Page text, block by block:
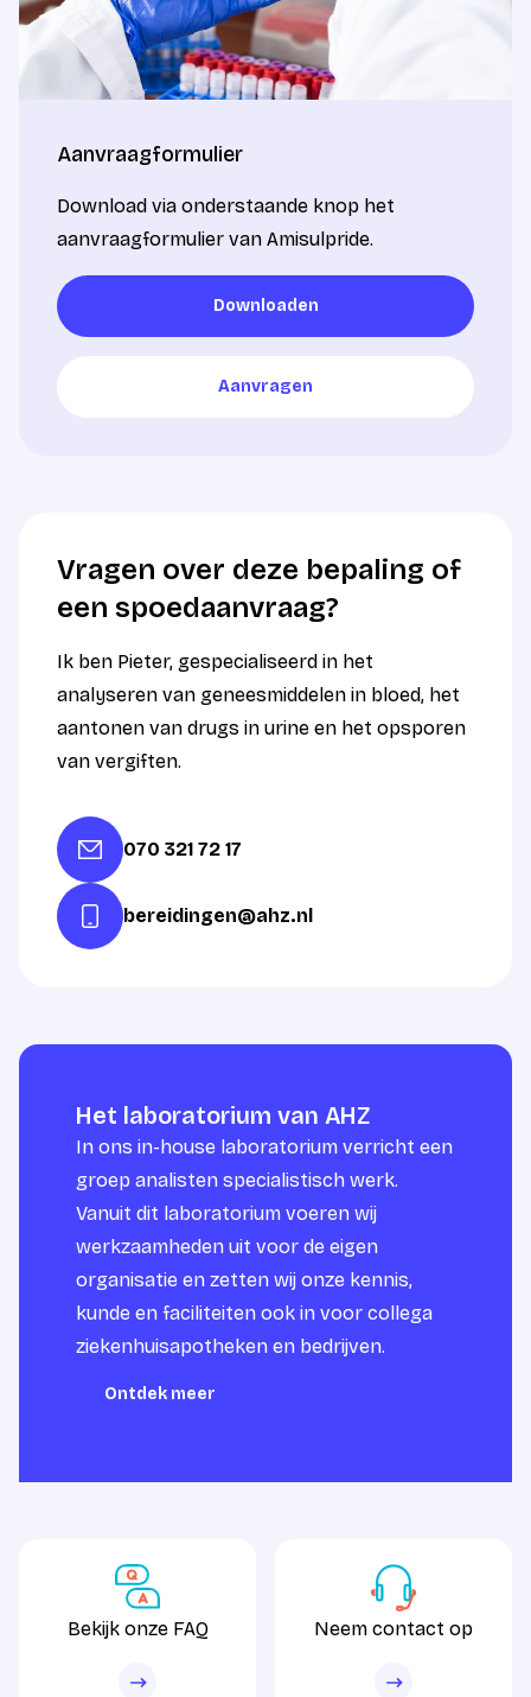
Aanvraagformulier
Download via onderstaande knop het
aanvraagformulier van Amisulpride.
Downloaden
Aanvragen
Vragen over deze bepaling of
een spoedaanvraag?
Ik ben Pieter, gespecialiseerd in het
analyseren van geneesmiddelen in bloed, het
aantonen van drugs in urine en het opsporen
van vergiften.
070 321 72 17
bereidingen@ahz.nl
Het laboratorium van AHZ
In ons in-house laboratorium verricht een
groep analisten specialistisch werk.
Vanuit dit laboratorium voeren wij
werkzaamheden uit voor de eigen
organisatie en zetten wij onze kennis,
kunde en faciliteiten ook in voor collega
ziekenhuisapotheken en bedrijven.
Ontdek meer
Bekijk onze FAQ Neem contact op